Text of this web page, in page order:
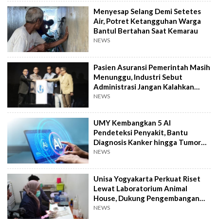
Menyesap Selang Demi Setetes
Air, Potret Ketangguhan Warga
Bantul Bertahan Saat Kemarau
NEWS
Pasien Asuransi Pemerintah Masih
Menunggu, Industri Sebut
Administrasi Jangan Kalahkan
Kemanusiaan
NEWS
UMY Kembangkan 5 AI
Pendeteksi Penyakit, Bantu
Diagnosis Kanker hingga Tumor
Otak Lebih Cepat
NEWS
Unisa Yogyakarta Perkuat Riset
Lewat Laboratorium Animal
House, Dukung Pengembangan
Kandidat Obat
NEWS